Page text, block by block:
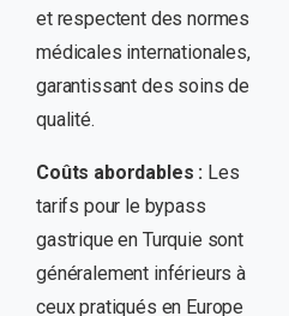
et respectent des normes
médicales internationales,
garantissant des soins de
qualité.
Coûts abordables : Les
tarifs pour le bypass
gastrique en Turquie sont
généralement inférieurs à
ceux pratiqués en Europe